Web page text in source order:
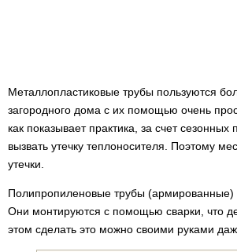
Металлопластиковые трубы пользуются
загородного дома с их помощью очень
как показывает практика, за счет
вызвать утечку теплоносителя. Поэтому
утечки.
Полипропиленовые трубы (армированные)
Они монтируются с помощью сварки, что
этом сделать это можно своими руками